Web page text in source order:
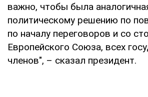
важно, чтобы была
политическому решению по
по началу переговоров и со
Европейского Союза, всех
членов", – сказал президент.